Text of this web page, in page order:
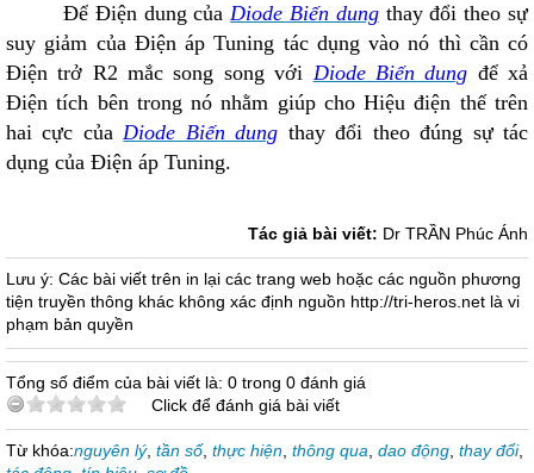
Để Điện dung củaDiode Biến dungthay đổi theo sự
suy giảm của Điện áp Tuning tác dụng vào nó thì cần có
Điện trở R2 mắc song song với Diode Biến dung để xả
Điện tích bên trong nó nhằm giúp cho Hiệu điện thế trên
hai cực củaDiode Biến dung thay đổi theo đúng sự tác
dụng của Điện áp Tuning.
Tác giả bài viết: Dr TRẦN Phúc Ánh
Lưu ý: Các bài viết trên in lại các trang web hoặc các nguồn phương
tiện truyền thông khác không xác định nguồn http://tri-heros.net là vi
phạm bản quyền
Tổng số điểm của bài viết là: 0 trong 0 đánh giá
Click để đánh giá bài viết
Từ khóa:nguyên lý, tần số, thực hiện thông qua dao động thay đổi,